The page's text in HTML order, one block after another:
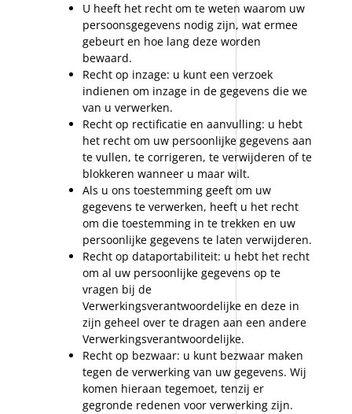
U heeft het recht om te weten waarom uw
persoonsgegevens nodig zijn, wat ermee
gebeurt en hoe lang deze worden
bewaard.
Recht op inzage: u kunt een verzoek
indienen om inzage in de gegevens die we
van u verwerken.
Recht op rectificatie en aanvulling: u hebt
het recht om uw persoonlijke gegevens aan
te vullen, te corrigeren, te verwijderen of te
blokkeren wanneer u maar wilt.
Als u ons toestemming geeft om uw
gegevens te verwerken, heeft u het recht
om die toestemming in te trekken en uw
persoonlijke gegevens te laten verwijderen.
Recht op dataportabiliteit: u hebt het recht
om al uw persoonlijke gegevens op te
vragen bij de
Verwerkingsverantwoordelijke en deze in
zijn geheel over te dragen aan een andere
Verwerkingsverantwoordelijke.
Recht op bezwaar: u kunt bezwaar maken
tegen de verwerking van uw gegevens. Wij
komen hieraan tegemoet, tenzij er
gegronde redenen voor verwerking zijn.